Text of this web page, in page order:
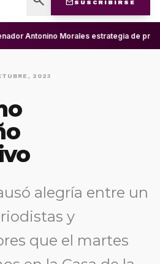
SUSCRIBIRSE
Antonino Morales estrategia de
2023
alegría entre un
y
que el martes